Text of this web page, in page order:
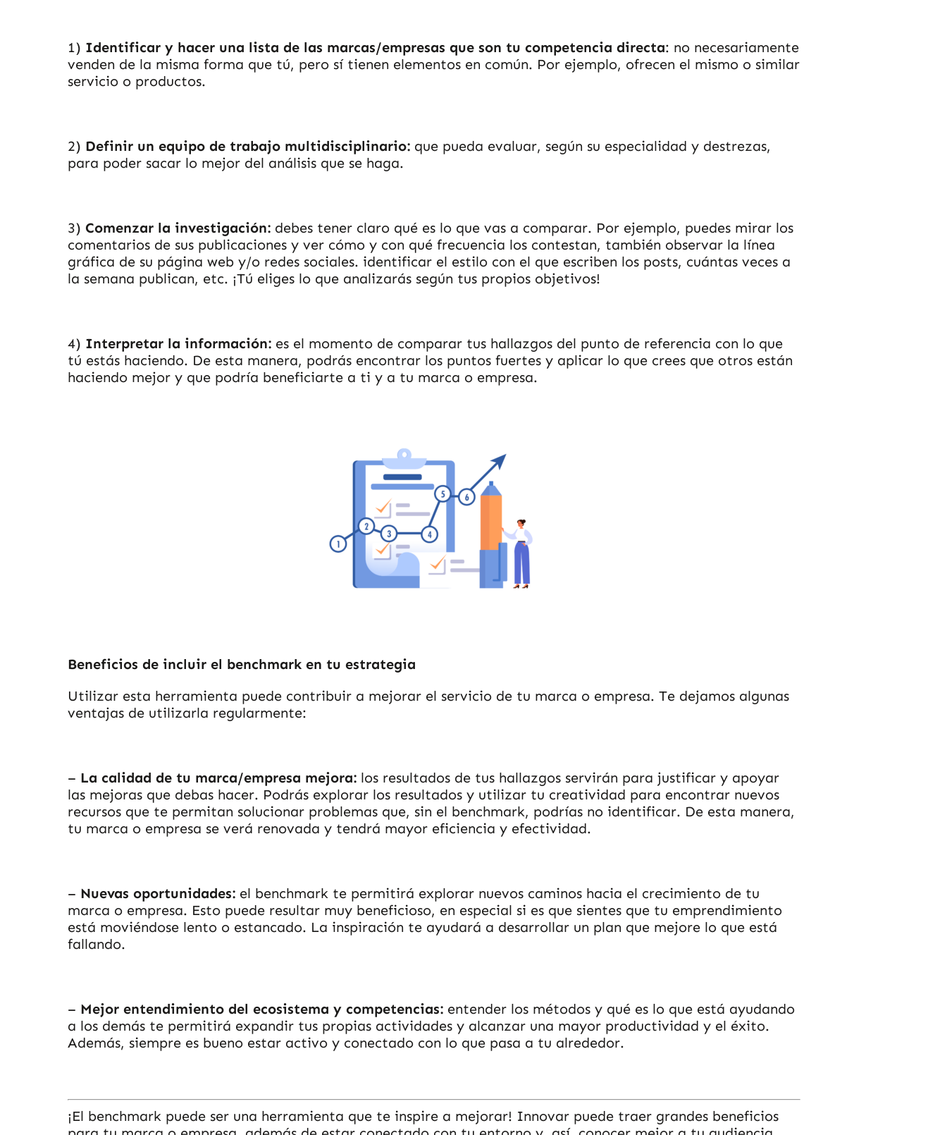
1) Identificar y hacer una lista de las marcas/empresas que son tu competencia directa: no necesariamente
venden de la misma forma que tú, pero sí tienen elementos en común. Por ejemplo, ofrecen el mismo o similar
servicio o productos.
2) Definir un equipo de trabajo multidisciplinario: que pueda evaluar, según su especialidad y destrezas,
para poder sacar lo mejor del análisis que se haga.
3) Comenzar la investigación: debes tener claro qué es lo que vas a comparar. Por ejemplo, puedes mirar los
comentarios de sus publicaciones y ver cómo y con qué frecuencia los contestan, también observar la línea
gráfica de su página web y/o redes sociales. identificar el estilo con el que escriben los posts, cuántas veces a
la semana publican, etc. ¡Tú eliges lo que analizarás según tus propios objetivos!
4) Interpretar la información: es el momento de comparar tus hallazgos del punto de referencia con lo que
tú estás haciendo. De esta manera, podrás encontrar los puntos fuertes y aplicar lo que crees que otros están
haciendo mejor y que podría beneficiarte a ti y a tu marca o empresa.
Beneficios de incluir el benchmark en tu estrategia
Utilizar esta herramienta puede contribuir a mejorar el servicio de tu marca o empresa. Te dejamos algunas
ventajas de utilizarla regularmente:
– La calidad de tu marca/empresa mejora: los resultados de tus hallazgos servirán para justificar y apoyar
las mejoras que debas hacer. Podrás explorar los resultados y utilizar tu creatividad para encontrar nuevos
recursos que te permitan solucionar problemas que, sin el benchmark, podrías no identificar. De esta manera,
tu marca o empresa se verá renovada y tendrá mayor eficiencia y efectividad.
– Nuevas oportunidades: el benchmark te permitirá explorar nuevos caminos hacia el crecimiento de tu
marca o empresa. Esto puede resultar muy beneficioso, en especial si es que sientes que tu emprendimiento
está moviéndose lento o estancado. La inspiración te ayudará a desarrollar un plan que mejore lo que está
fallando.
– Mejor entendimiento del ecosistema y competencias: entender los métodos y qué es lo que está ayudando
a los demás te permitirá expandir tus propias actividades y alcanzar una mayor productividad y el éxito.
Además, siempre es bueno estar activo y conectado con lo que pasa a tu alrededor.
¡El benchmark puede ser una herramienta que te inspire a mejorar! Innovar puede traer grandes beneficios